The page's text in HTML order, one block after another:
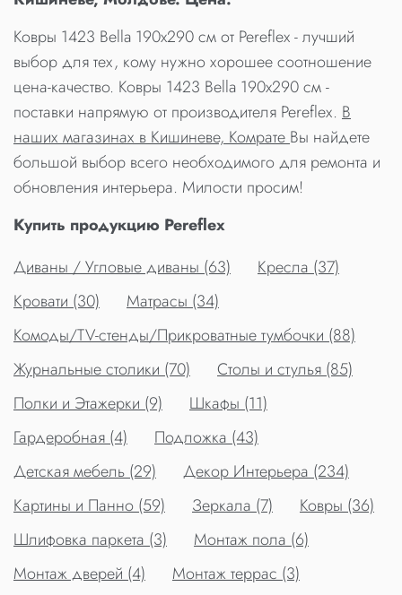
Ковры 1423 Bella 190x290 см от Pereflex - лучший
выбор для тех, кому нужно хорошее соотношение
цена-качество. Ковры 1423 Bella 190x290 см -
поставки напрямую от производителя Pereflex. В
наших магазинах в Кишиневе, КомратеВы найдете
большой выбор всего необходимого для ремонта и
обновления интерьера. Милости просим!
Купить продукцию Pereflex
Диваны / Угловые диваны (63)
Кресла (37)
Кровати (30)
Матрасы (34)
Комоды/TV-стенды/Прикроватные тумбочки (88)
Журнальные столики (70)
Столы и стулья (85)
Полки и Этажерки (9)
Шкафы (11)
Гардеробная (4)
Подложка (43)
Детская мебель (29)
Декор Интерьера (234)
Картины и Панно (59)
Зеркала (7)
Ковры (36)
Шлифовка паркета (3)
Монтаж пола (6)
Монтаж дверей (4)
Монтаж террас (3)